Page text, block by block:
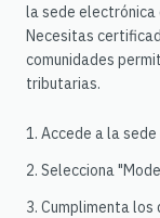
la sede electrónica
Necesitas
comunidades
tributarias.
Accede a la
Selecciona
Cumplimenta